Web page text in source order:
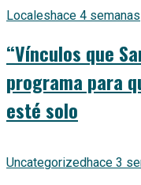
Localeshace 4 semanas
“Vínculos que
programa para
esté solo
Uncategorized hace 3